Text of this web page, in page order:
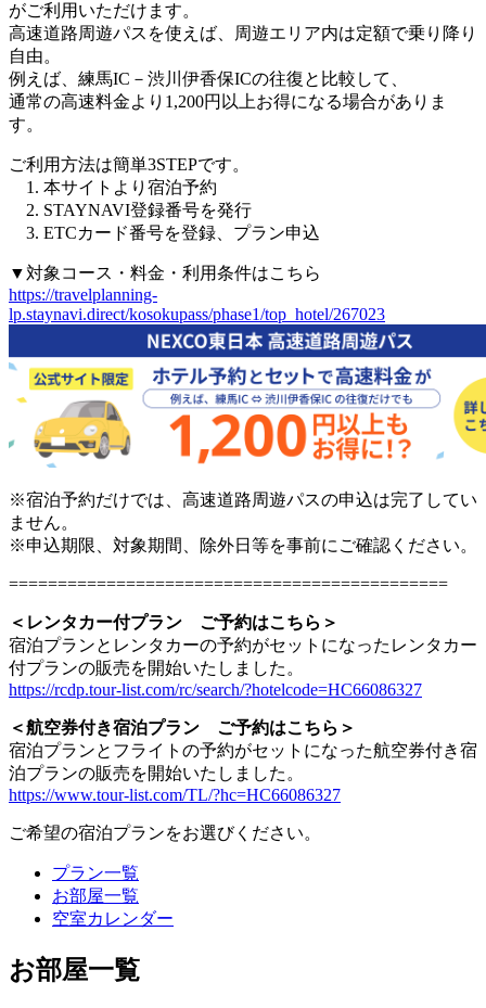
がご利用いただけます。
高速道路周遊パスを使えば、周遊エリア内は定額で乗り降り
自由。
例えば、練馬IC－渋川伊香保ICの往復と比較して、
通常の高速料金より1,200円以上お得になる場合がありま
す。
ご利用方法は簡単3STEPです。
1. 本サイトより宿泊予約
2. STAYNAVI登録番号を発行
3. ETCカード番号を登録、プラン申込
▼対象コース・料金・利用条件はこちら
https://travelplanning-
lp.staynavi.direct/kosokupass/phase1/top_hotel/267023
※宿泊予約だけでは、高速道路周遊パスの申込は完了してい
ません。
※申込期限、対象期間、除外日等を事前にご確認ください。
=============================================
＜レンタカー付プラン ご予約はこちら＞
宿泊プランとレンタカーの予約がセットになったレンタカー
付プランの販売を開始いたしました。
https://rcdp.tour-list.com/rc/search/?hotelcode=HC66086327
＜航空券付き宿泊プラン ご予約はこちら＞
宿泊プランとフライトの予約がセットになった航空券付き宿
泊プランの販売を開始いたしました。
https://www.tour-list.com/TL/?hc=HC66086327
ご希望の宿泊プランをお選びください。
プラン一覧
お部屋一覧
空室カレンダー
お部屋一覧